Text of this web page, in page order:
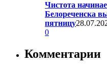
Чистота
Белореченска
пятницу
0
Комментарии